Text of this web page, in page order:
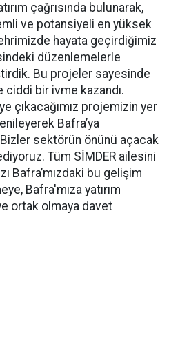
çağrısında bulunarak,
ve potansiyeli en yüksek
hayata geçirdiğimiz
düzenlemelerle
Bu projeler sayesinde
bir ivme kazandı.
çıkacağımız projemizin yer
Bafra’ya
Bizler sektörün önünü açacak
Tüm SİMDER ailesini
Bafra’mızdaki bu gelişim
Bafra'mıza yatırım
ortak olmaya davet